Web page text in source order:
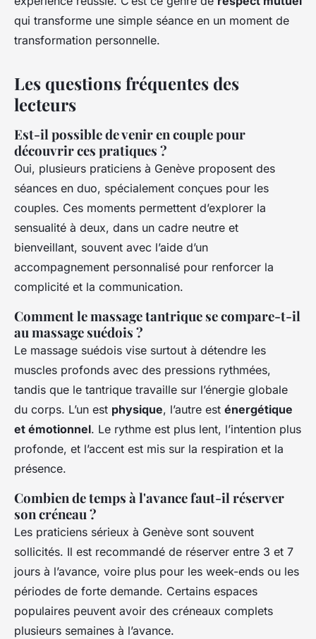
qui transforme une simple séance en un moment de
transformation personnelle.
Les questions fréquentes des
lecteurs
Est-il possible de venir en couple pour
découvrir ces pratiques ?
Oui, plusieurs praticiens à Genève proposent des
séances en duo, spécialement conçues pour les
couples. Ces moments permettent d’explorer la
sensualité à deux, dans un cadre neutre et
bienveillant, souvent avec l’aide d’un
accompagnement personnalisé pour renforcer la
complicité et la communication.
Comment le massage tantrique se compare-t-il
au massage suédois ?
Le massage suédois vise surtout à détendre les
muscles profonds avec des pressions rythmées,
tandis que le tantrique travaille sur l’énergie globale
du corps. L’un est physique, l’autre est énergétique
et émotionnel. Le rythme est plus lent, l’intention plus
profonde, et l’accent est mis sur la respiration et la
présence.
Combien de temps à l'avance faut-il réserver
son créneau ?
Les praticiens sérieux à Genève sont souvent
sollicités. Il est recommandé de réserver entre 3 et 7
jours à l’avance, voire plus pour les week-ends ou les
périodes de forte demande. Certains espaces
populaires peuvent avoir des créneaux complets
plusieurs semaines à l’avance.